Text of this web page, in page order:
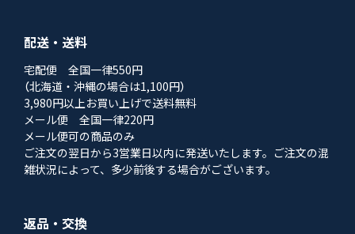
配送・送料
宅配便 全国一律550円
（北海道・沖縄の場合は1,100円）
3,980円以上お買い上げで送料無料
メール便 全国一律220円
メール便可の商品のみ
ご注文の翌日から3営業日以内に発送いたします。ご注文の混
雑状況によって、多少前後する場合がございます。
返品・交換